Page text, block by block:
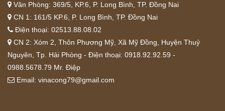
Văn Phòng: 369/5, KP.6, P. Long Bình, TP. Đồng Nai
CN 1: 161/5 KP.6, P. Long Bình, TP. Đồng Nai
Điện thoại: 02513.88.08.02
CN 2: Xóm 2, Thôn Phương Mỹ, Xã Mỹ Đồng, Huyện Thuỷ
Nguyên, Tp. Hải Phòng - Điện thoại: 0918.92.92.59 -
0988.5678.79 Mr. Điệp
Email: vinacong79@gmail.com